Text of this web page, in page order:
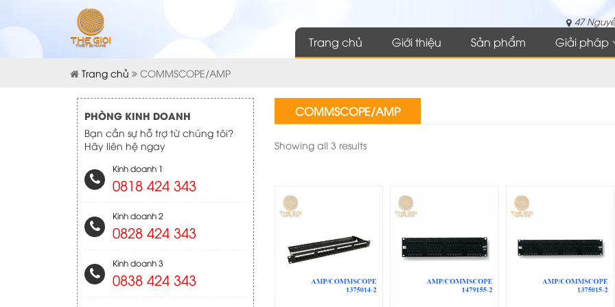
47
Trang chủ Giới thiệu Sản phẩm Giải pháp
Trang chủ COMMSCOPE/AMP
PHÒNG KINH DOANH
Bạn cần sự hỗ trợ từ chúng tôi?
Hãy liên hệ ngay
Kinh doanh 1
0818 424 343
Kinh doanh 2
0828 424 343
Kinh doanh 3
0838 424 343
COMMSCOPE/AMP
Showing all 3 results